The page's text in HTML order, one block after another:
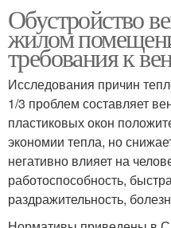
Обустройство
жилом
требования к
Исследования причин
1/3 проблем составляет
пластиковых окон
экономии тепла, но
негативно влияет на
работоспособность,
раздражительность,